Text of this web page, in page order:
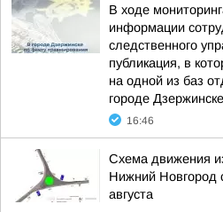
В ходе
информации
следственного
публикация, в
на одной из баз
городе
16:46
Схема движения
Нижний Новгород
августа